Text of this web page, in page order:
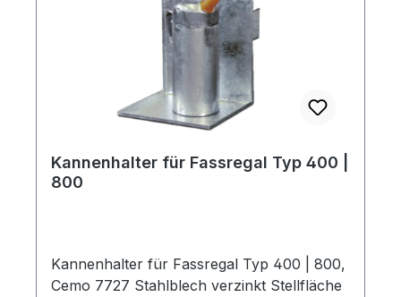
Kannenhalter für Fassregal Typ 400 |
800
Kannenhalter für Fassregal Typ 400 | 800,
Cemo 7727 Stahlblech verzinkt Stellfläche